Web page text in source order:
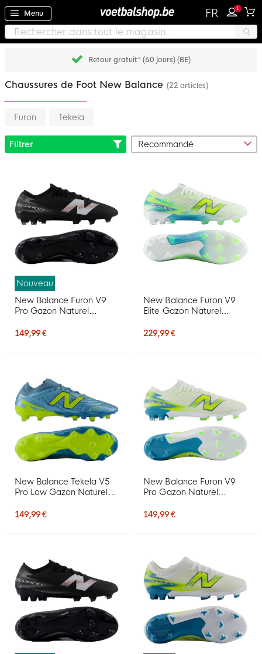
Menu FR 1
Retour gratuit* (60 jours) (BE)
Chaussures de Foot New Balance (22 articles)
Furon Tekela
Filtrer
Nouveau
New Balance Furon V9
Pro Gazon Naturel
Noir Blanc Rouge
149,99 €
New Balance Furon V9
Elite Gazon Naturel
Blanc Jaune Bleu
229,99 €
New Balance Tekela V5
Pro Low Gazon Naturel
Bleu Métallique Jaune
149,99 €
New Balance Furon V9
Pro Gazon Naturel
Blanc Jaune Bleu
149,99 €